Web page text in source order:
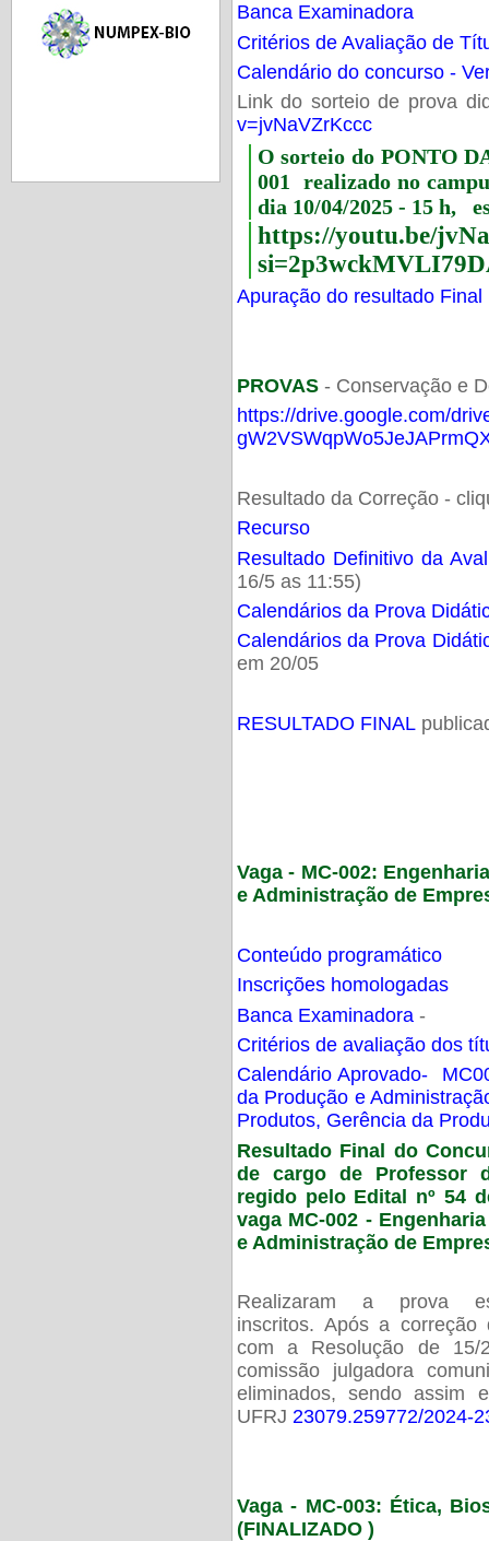
Banca Examinadora
Critérios de Avaliação de
Calendário do concurso -
Link do sorteio de prova
v=jvNaVZrKccc
O sorteio do PONTO
001 realizado no
dia 10/04/2025 - 15 h,
https://youtu.be/
Apuração do resultado Final
PROVAS- Conservação e
https://drive.google.com/
Resultado da Correção -
Recurso
Resultado Definitivo da
16/5 as 11:55)
Calendários da Prova
Calendários da Prova
em 20/05
RESULTADO FINAL
Vaga - MC-002:
e Administração de
Conteúdo programático
Inscrições homologadas
Banca Examinadora -
Critérios de avaliação dos
Calendário Aprovado-
da Produção e
Produtos, Gerência da
Resultado Final do
de cargo de Professor
regido pelo Edital nº 54
vaga MC-002 -
e Administração de
Realizaram a prova
inscritos. Após a
com a Resolução de 15/
comissão julgadora
eliminados, sendo assim
UFRJ 23079.259772/2024-
Vaga - MC-003: Ética,
(FINALIZADO )